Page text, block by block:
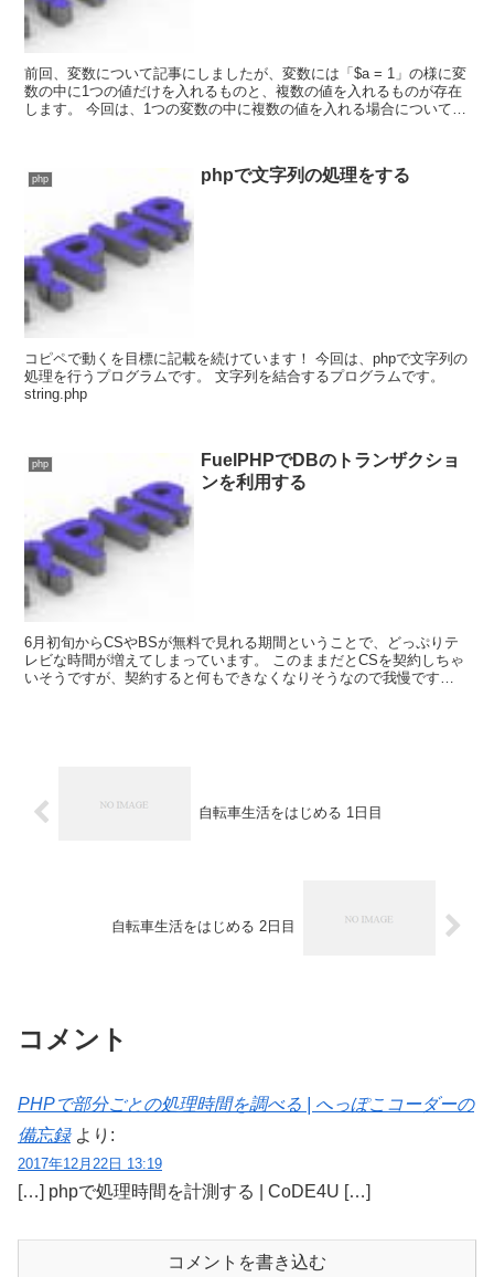
前回、変数について記事にしましたが、変数には「$a = 1」の様に変
数の中に1つの値だけを入れるものと、複数の値を入れるものが存在
します。 今回は、1つの変数の中に複数の値を入れる場合についての
php phpで文字列の処理をする
コピペで動くを目標に記載を続けています！ 今回は、phpで文字列の
処理を行うプログラムです。 文字列を結合するプログラムです。
string.php
php
FuelPHPでDBのトランザクショ
ンを利用する
6月初旬からCSやBSが無料で見れる期間ということで、どっぷりテ
レビな時間が増えてしまっています。 このままだとCSを契約しちゃ
いそうですが、契約すると何もできなくなりそうなので我慢です
自転車生活をはじめる 1日目
自転車生活をはじめる 2日目
コメント
PHPで部分ごとの処理時間を調べる | へっぽこコーダーの
備忘録 より:
2017年12月22日 13:19
[…] phpで処理時間を計測する | CoDE4U […]
コメントを書き込む